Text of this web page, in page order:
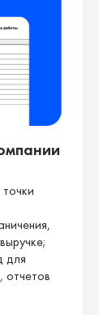
для
отчетов